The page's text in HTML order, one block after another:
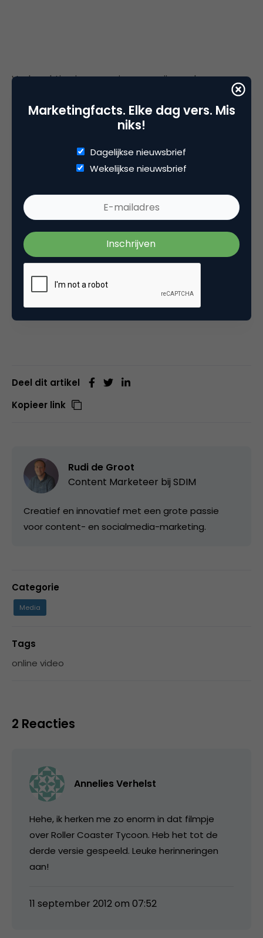
Verkrachting is een serieus vergrijp en daar
mensen snappen niet hoe serieus het is, zoals de
Todd Akinen Paul Ryan. Deze heren
hebben het over “legitieme verkrachting” en
pogingen om verkrachting te herdefiniëren. In deze
spottende video neemt Laura Napoli de ideeën van
de congresleden op de hak. Dus als u last heeft van
Sexually Liberated Uterine Tendencies (SLUT); er is
video legt duidelijk uit hoe alles werkt, wat de kijkers
erg interessant vinden, volgens het aantal views –
bijna 500.000 in slechts 9 dagen. Wil je meer
informatie? Check de
Legitimate Rape Facebook
pagina.
Deel dit artikel
Kopieer link
Rudi de Groot
Content Marketeer bij SDIM
Creatief en innovatief met een grote passie
voor content- en socialmedia-marketing.
Categorie
Media
Tags
online video
2 Reacties
Annelies Verhelst
Hehe, ik herken me zo enorm in dat filmpje
over Roller Coaster Tycoon. Heb het tot de
derde versie gespeeld. Leuke herinneringen
aan!
11 september 2012 om 07:52
Marketingfacts. Elke dag vers. Mis
niks!
Dagelijkse nieuwsbrief
Wekelijkse nieuwsbrief